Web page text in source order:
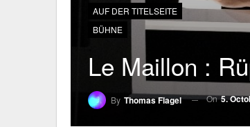
AUF DER TITELSEITE
BÜHNE
Le Maillon :
By Thomas Flagel On5.